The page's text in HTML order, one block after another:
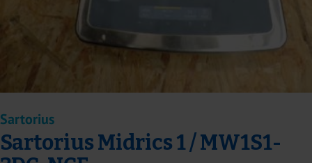
Sartorius
Sartorius Midrics 1 / MW1S1-